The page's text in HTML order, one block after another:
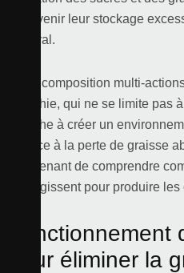
à prévenir leur stockage
viscéral.
Cette composition multi-
réfléchie, qui ne se limite pas
cherche à créer un
propice à la perte de graisse
maintenant de comprendre
interagissent pour produire
pour éliminer la